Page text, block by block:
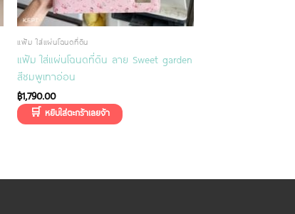
แฟ้ม ใส่แผ่นโฉนดที่ดิน
แฟ้ม ใส่แผ่นโฉนดที่ดิน ลาย Sweet garden
สีชมพูเทาอ่อน
฿1,790.00